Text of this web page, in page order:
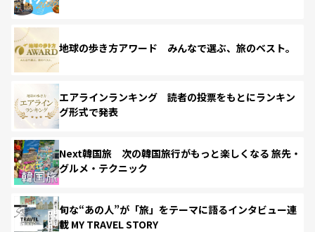
地球の歩き方アワード みんなで選ぶ、旅のベスト。
エアラインランキング 読者の投票をもとにランキン
グ形式で発表
Next韓国旅 次の韓国旅行がもっと楽しくなる 旅先・
グルメ・テクニック
旬な“あの人”が「旅」をテーマに語るインタビュー連
載 MY TRAVEL STORY